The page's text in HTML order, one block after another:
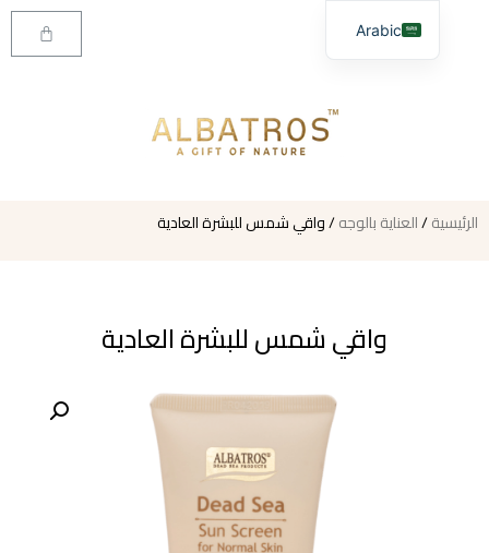
الرئيسية/العناية بالوجه/ واقي شمس للبشرة العادية
واقي شمس للبشرة العادية
Arabic